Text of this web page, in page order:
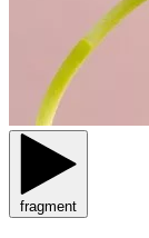
fragment